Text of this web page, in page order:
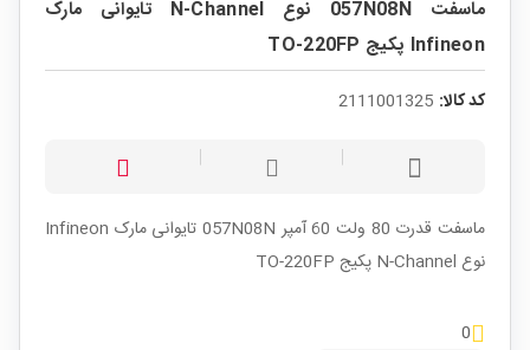
ماسفت 057N08N نوع N-Channel تایوانی مارک
Infineon پکیج TO-220FP
کد کالا: 2111001325
ماسفت قدرت 80 ولت 60 آمپر 057N08N تایوانی مارک Infineon
نوع N-Channel پکیج TO-220FP
0